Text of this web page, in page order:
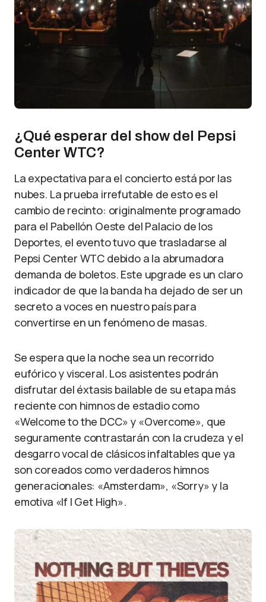
¿Qué esperar del show del Pepsi
Center WTC?
La expectativa para el concierto está por las
nubes. La prueba irrefutable de esto es el
cambio de recinto: originalmente programado
para el Pabellón Oeste del Palacio de los
Deportes, el evento tuvo que trasladarse al
Pepsi Center WTC debido a la abrumadora
demanda de boletos. Este upgrade es un claro
indicador de que la banda ha dejado de ser un
secreto a voces en nuestro país para
convertirse en un fenómeno de masas.
Se espera que la noche sea un recorrido
eufórico y visceral. Los asistentes podrán
disfrutar del éxtasis bailable de su etapa más
reciente con himnos de estadio como
«Welcome to the DCC» y «Overcome», que
seguramente contrastarán con la crudeza y el
desgarro vocal de clásicos infaltables que ya
son coreados como verdaderos himnos
generacionales: «Amsterdam», «Sorry» y la
emotiva «If I Get High».